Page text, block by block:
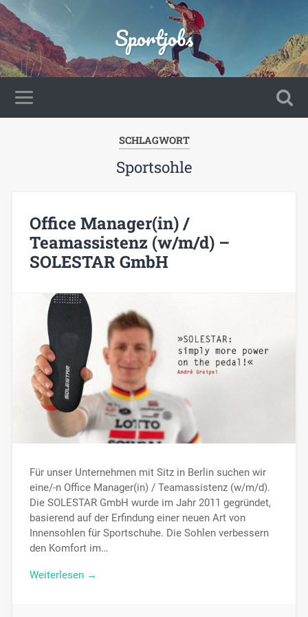
Sportjobs
SCHLAGWORT
Sportsohle
Office Manager(in) /
Teamassistenz (w/m/d) –
SOLESTAR GmbH
Für unser Unternehmen mit Sitz in Berlin suchen wir
eine/-n Office Manager(in) / Teamassistenz (w/m/d).
Die SOLESTAR GmbH wurde im Jahr 2011 gegründet,
basierend auf der Erfindung einer neuen Art von
Innensohlen für Sportschuhe. Die Sohlen verbessern
den Komfort im…
Weiterlesen →